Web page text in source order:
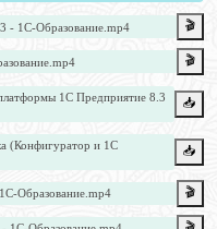
- 1С-Образование.mp4 🎬
🎬
1С Предприятие 8.3
📥️
(Конфигуратор и 1С
📥️
Образование.mp4 🎬